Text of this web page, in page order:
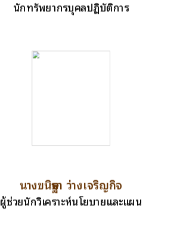
นักทรัพยากรบุคลปฏิบัติการ
นางขนิษฐา ว่างเจริญกิจ
ผู้ช่วยนักวิเคราะห์นโยบายและแผน